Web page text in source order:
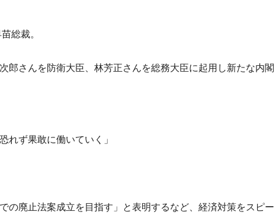
総裁。
郎さんを防衛大臣、林芳正さんを総務大臣に起用し新たな内閣
れず果敢に働いていく」
の廃止法案成立を目指す」と表明するなど、経済対策をスピー